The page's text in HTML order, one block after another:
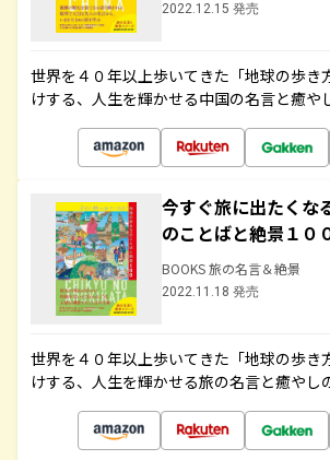
2022.12.15 発売
世界を４０年以上歩いてきた「地球の歩き
けする、人生を輝かせる中国の名言と癒や
今すぐ旅に出たくな
のことばと絶景１０
BOOKS 旅の名言＆絶景
2022.11.18 発売
世界を４０年以上歩いてきた「地球の歩き
けする、人生を輝かせる旅の名言と癒やし